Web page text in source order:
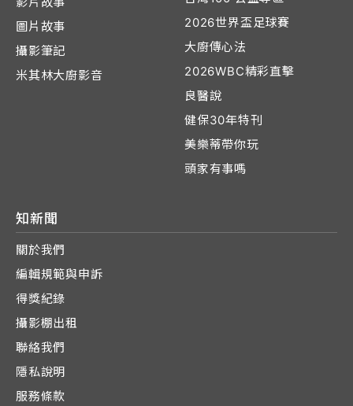
圖片故事
攝影筆記
米其林大廚影音
2026世界盃足球賽
大廚傳心法
2026WBC精彩直擊
良醫說
健保30年特刊
美樂蒂帶你玩
頭家有事嗎
知新聞
關於我們
編輯規範與申訴
得獎紀錄
攝影棚出租
聯絡我們
隱私說明
服務條款